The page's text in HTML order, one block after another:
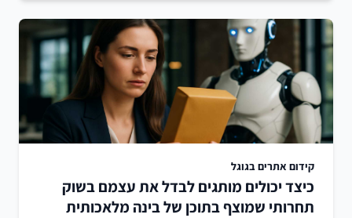
קידום אתרים בגוגל
כיצד יכולים מותגים לבדל את עצמם בשוק
תחרותי שמוצף בתוכן של בינה מלאכותית